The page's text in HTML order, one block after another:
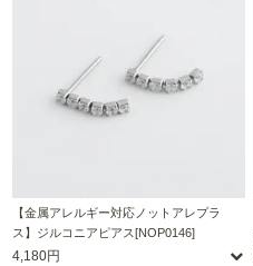
【金属アレルギー対応ノットアレプラ
ス】ジルコニアピアス[NOP0146]
4,180円